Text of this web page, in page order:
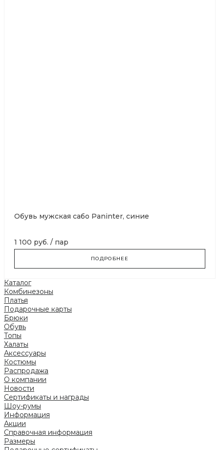
Обувь мужская сабо Paninter, синие
1 100 руб. / пар
ПОДРОБНЕЕ
Каталог
Комбинезоны
Платья
Подарочные карты
Брюки
Обувь
Топы
Халаты
Аксессуары
Костюмы
Распродажа
О компании
Новости
Сертификаты и награды
Шоу-румы
Информация
Акции
Справочная информация
Размеры